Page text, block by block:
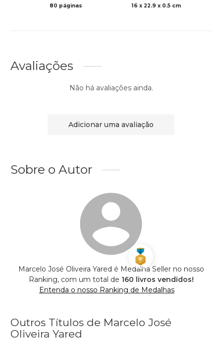
80 páginas 16 x 22.9 x 0.5 cm
Avaliações
Não há avaliações ainda.
Adicionar uma avaliação
Sobre o Autor
Marcelo José Oliveira Yared é Medalha Seller no nosso
Ranking, com um total de 160 livros vendidos!
Entenda o nosso Ranking de Medalhas
Outros Títulos de Marcelo José
Oliveira Yared